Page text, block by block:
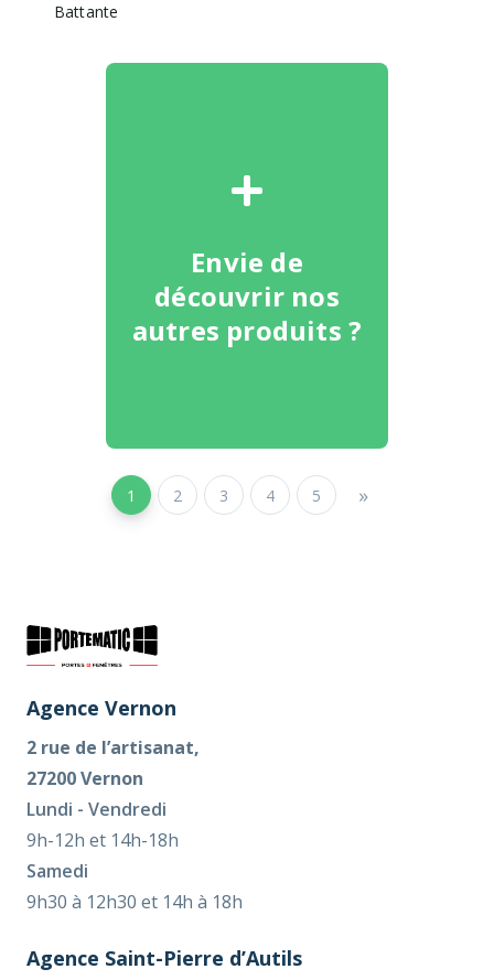
Battante
Envie de
découvrir nos
autres produits ?
1 2 3 4 5 »
Agence Vernon
2 rue de l’artisanat,
27200 Vernon
Lundi - Vendredi
9h-12h et 14h-18h
Samedi
9h30 à 12h30 et 14h à 18h
Agence Saint-Pierre d’Autils